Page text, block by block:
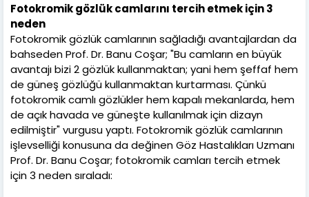
Fotokromik gözlük camlarını tercih etmek için 3
neden
Fotokromik gözlük camlarının sağladığı avantajlardan da
bahseden Prof. Dr. Banu Coşar; "Bu camların en büyük
avantajı bizi 2 gözlük kullanmaktan; yani hem şeffaf hem
de güneş gözlüğü kullanmaktan kurtarması. Çünkü
fotokromik camlı gözlükler hem kapalı mekanlarda, hem
de açık havada ve güneşte kullanılmak için dizayn
edilmiştir" vurgusu yaptı. Fotokromik gözlük camlarının
işlevselliği konusuna da değinen Göz Hastalıkları Uzmanı
Prof. Dr. Banu Coşar; fotokromik camları tercih etmek
için 3 neden sıraladı: